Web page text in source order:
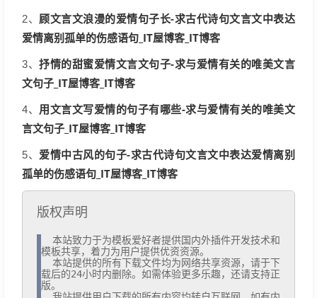
2、 顾文言文浪漫的爱情句子长-求古代诗句文言文中表达
爱情离别孤单的伤感语句_IT屋博客_IT博客
3、抒情的甜蜜爱情文言文句子-求与爱情有关的唯美文言
文句子_IT屋博客_IT博客
4、 用文言文写爱情的句子有哪些-求与爱情有关的唯美文
言文句子_IT屋博客_IT博客
5、 爱情中古风的句子-求古代诗句文言文中表达爱情离别
孤单的伤感语句_IT屋博客_IT博客
版权声明
模板共享，着力为用户提供优资资源。
载后的24小时内删除。如需体验更多乐趣，还请支持正
版。